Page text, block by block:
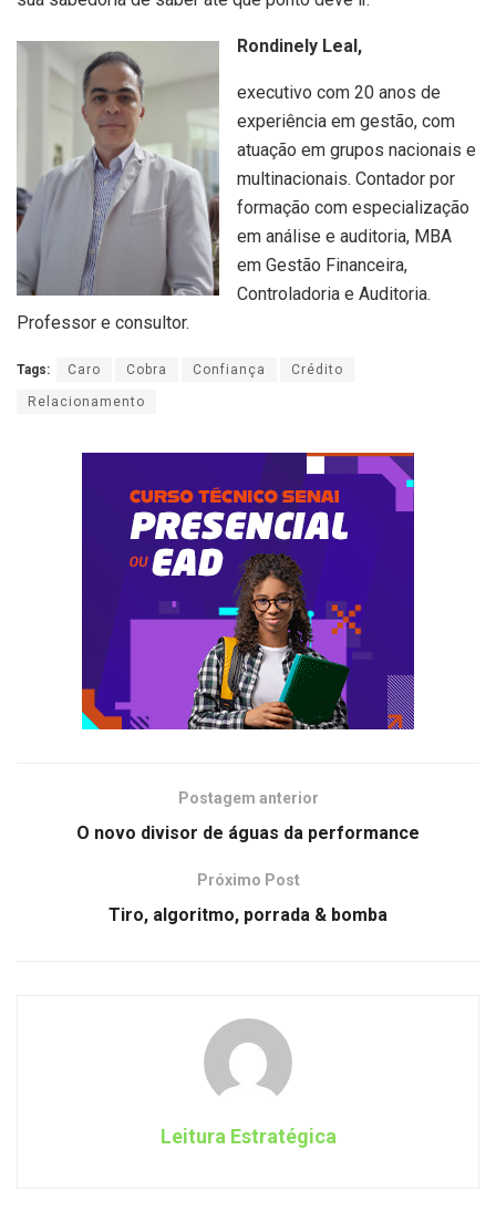
Rondinely Leal,
executivo com 20 anos de
experiência em gestão, com
atuação em grupos nacionais e
multinacionais. Contador por
formação com especialização
em análise e auditoria, MBA
em Gestão Financeira,
Controladoria e Auditoria.
Professor e consultor.
Tags: Caro Cobra Confiança Crédito
Relacionamento
Postagem anterior
O novo divisor de águas da performance
Próximo Post
Tiro, algoritmo, porrada & bomba
Leitura Estratégica